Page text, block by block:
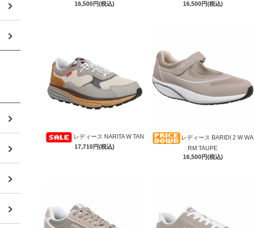
16,500円(税込)
16,500円(税込)
レディース NARITA W TAN
17,710円(税込)
レディース BARIDI 2 W WA
RM TAUPE
16,500円(税込)